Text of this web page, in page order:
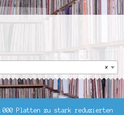
Platten zu stark reduzierten
×